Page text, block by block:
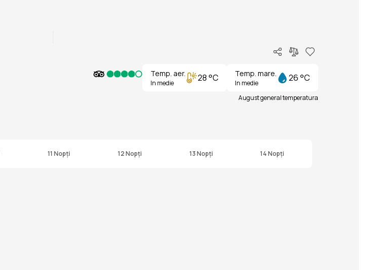
Temp. aer.
In medie 28 °C Temp. mare.
In medie 26 °C
August general temperatura
11 Nopți 12 Nopți 13 Nopți 14 Nopți